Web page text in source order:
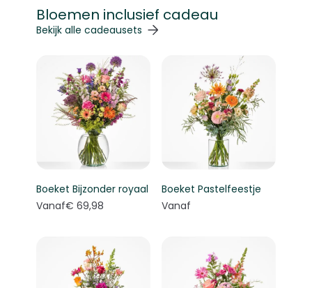
Bloemen inclusief cadeau
Navigeren door de elementen van de carrousel is
Druk om carrousel over te slaan
Bekijk alle cadeausets
Boeket Bijzonder royaal
Vanaf€ 69,98
Boeket Pastelfeestje
Vanaf